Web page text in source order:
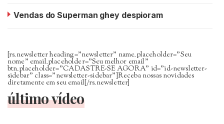
Vendas do Superman ghey despioram
[rs_newsletter heading=”newsletter” name_placeholder=”Seu
nome” email_placeholder=”Seu melhor email”
btn_placeholder=”CADASTRE-SE AGORA” id=”id-newsletter-
sidebar” class=”newsletter-sidebar”]Receba nossas novidades
diretamente em seu email[/rs_newsletter]
último vídeo